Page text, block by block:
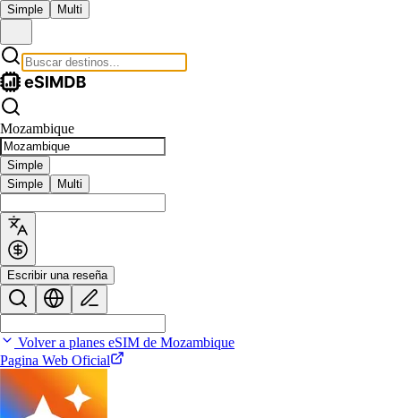
Simple Multi
Mozambique
Simple
Simple
Multi
Escribir una reseña
Volver a planes eSIM de Mozambique
Pagina Web Oficial